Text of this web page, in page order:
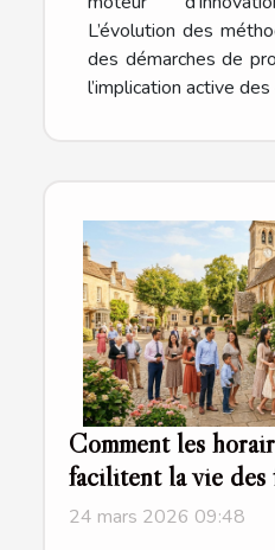
L’évolution des
des démarches de
l’implication active
Comment les
facilitent la vie des
24 mars 2026 09:48